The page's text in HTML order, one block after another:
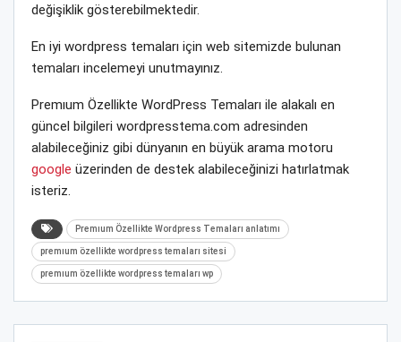
değişiklik gösterebilmektedir.
En iyi wordpress temaları için web sitemizde bulunan
temaları incelemeyi unutmayınız.
Premıum Özellikte WordPress Temaları ile alakalı en
güncel bilgileri wordpresstema.com adresinden
alabileceğiniz gibi dünyanın en büyük arama motoru
google üzerinden de destek alabileceğinizi hatırlatmak
isteriz.
Premıum Özellikte Wordpress Temaları anlatımı
premıum özellikte wordpress temaları sitesi
premıum özellikte wordpress temaları wp